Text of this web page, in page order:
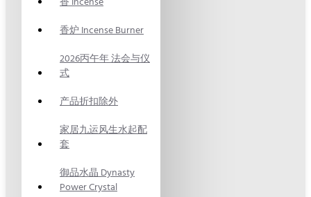
香炉 Incense Burner
2026丙午年 法会与仪
式
产品折扣除外
家居九运风生水起配
套
御品水晶 Dynasty
Power Crystal